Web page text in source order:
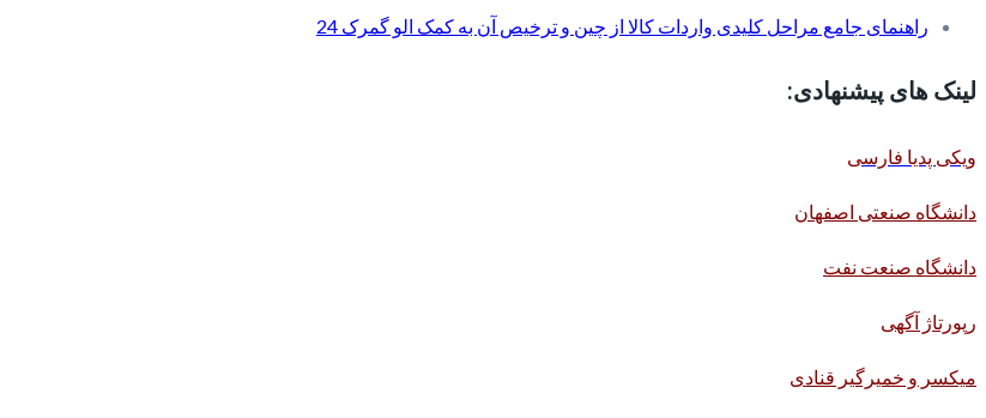
راهنمای جامع مراحل کلیدی واردات کالا از چین و ترخیص آن به کمک الو گمرک 24
لینک های پیشنهادی:
ویکی پدیا فارسی
دانشگاه صنعتی اصفهان
دانشگاه صنعت نفت
رپورتاژ آگهی
میکسر و خمیرگیر قنادی